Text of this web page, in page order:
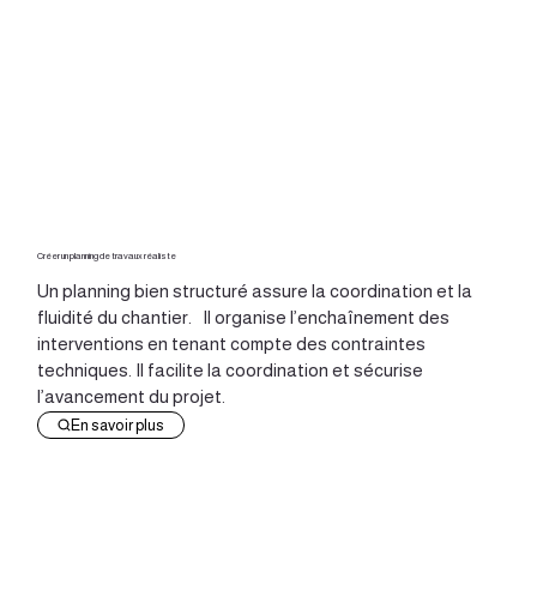
Créer un planning de travaux réaliste
Un planning bien structuré assure la coordination et la
fluidité du chantier. Il organise l’enchaînement des
interventions en tenant compte des contraintes
techniques. Il facilite la coordination et sécurise
l’avancement du projet.
En savoir plus